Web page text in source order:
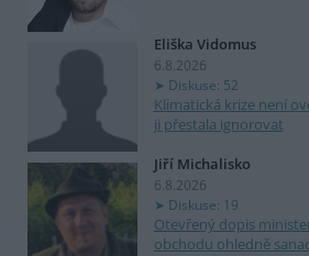
Eliška Vidomus
6.8.2026
Diskuse: 52
Klimatická krize není
ji přestala ignorovat
Jiří Michalisko
6.8.2026
Diskuse: 19
Otevřený dopis
obchodu ohledně